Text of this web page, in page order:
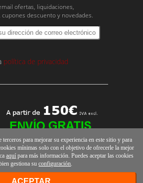
ofertas, liquidaciones,
descuento y novedades.
política de privacidad
para mejorar su experiencia en este sitio y para
mínimas solo con el objetivo de ofrecerle la mejor
aquí para más información. Puedes aceptar las cookies
gestiona suconfiguración.
ACEPTAR